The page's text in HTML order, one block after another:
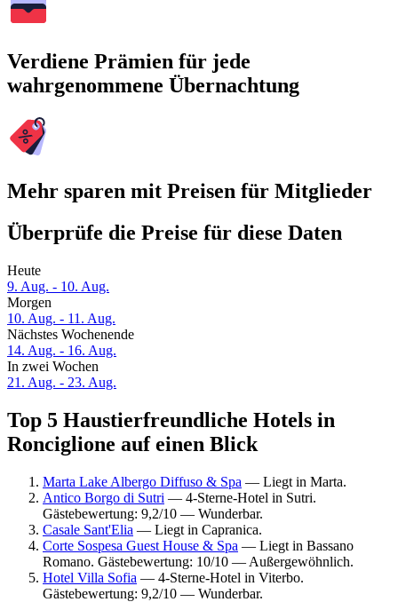
Verdiene Prämien für jede
wahrgenommene Übernachtung
Mehr sparen mit Preisen für Mitglieder
Überprüfe die Preise für diese Daten
Heute
9. Aug. - 10. Aug.
Morgen
10. Aug. - 11. Aug.
Nächstes Wochenende
14. Aug. - 16. Aug.
In zwei Wochen
21. Aug. - 23. Aug.
Top 5 Haustierfreundliche Hotels in
Ronciglione auf einen Blick
Marta Lake Albergo Diffuso & Spa — Liegt in Marta.
Antico Borgo di Sutri — 4-Sterne-Hotel in Sutri.
Gästebewertung: 9,2/10 — Wunderbar.
Casale Sant'Elia — Liegt in Capranica.
Corte Sospesa Guest House & Spa — Liegt in Bassano
Romano. Gästebewertung: 10/10 — Außergewöhnlich.
Hotel Villa Sofia — 4-Sterne-Hotel in Viterbo.
Gästebewertung: 9,2/10 — Wunderbar.